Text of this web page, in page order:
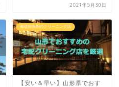
2021年5月30日
都道府県別のクリーニング店
【安い＆早い】山形県でおす